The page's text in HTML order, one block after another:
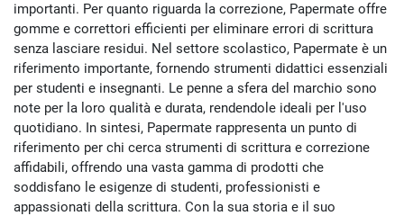
importanti. Per quanto riguarda la correzione, Papermate offre
gomme e correttori efficienti per eliminare errori di scrittura
senza lasciare residui. Nel settore scolastico, Papermate è un
riferimento importante, fornendo strumenti didattici essenziali
per studenti e insegnanti. Le penne a sfera del marchio sono
note per la loro qualità e durata, rendendole ideali per l'uso
quotidiano. In sintesi, Papermate rappresenta un punto di
riferimento per chi cerca strumenti di scrittura e correzione
affidabili, offrendo una vasta gamma di prodotti che
soddisfano le esigenze di studenti, professionisti e
appassionati della scrittura. Con la sua storia e il suo